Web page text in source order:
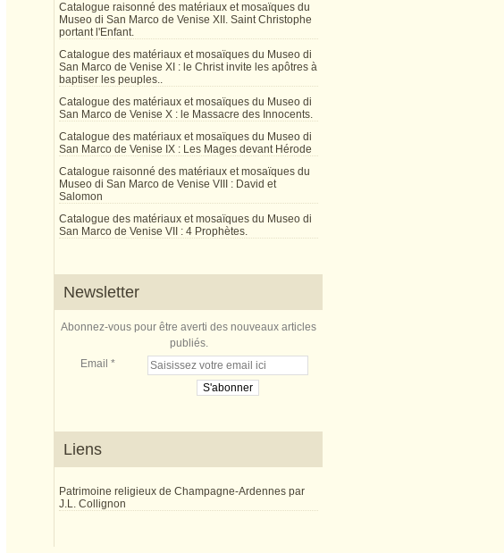
Catalogue raisonné des matériaux et mosaïques du
Museo di San Marco de Venise XII. Saint Christophe
portant l'Enfant.
Catalogue des matériaux et mosaïques du Museo di
San Marco de Venise XI : le Christ invite les apôtres à
baptiser les peuples..
Catalogue des matériaux et mosaïques du Museo di
San Marco de Venise X : le Massacre des Innocents.
Catalogue des matériaux et mosaïques du Museo di
San Marco de Venise IX : Les Mages devant Hérode
Catalogue raisonné des matériaux et mosaïques du
Museo di San Marco de Venise VIII : David et
Salomon
Catalogue des matériaux et mosaïques du Museo di
San Marco de Venise VII : 4 Prophètes.
Newsletter
Abonnez-vous pour être averti des nouveaux articles
publiés.
Email
Liens
Patrimoine religieux de Champagne-Ardennes par
J.L. Collignon